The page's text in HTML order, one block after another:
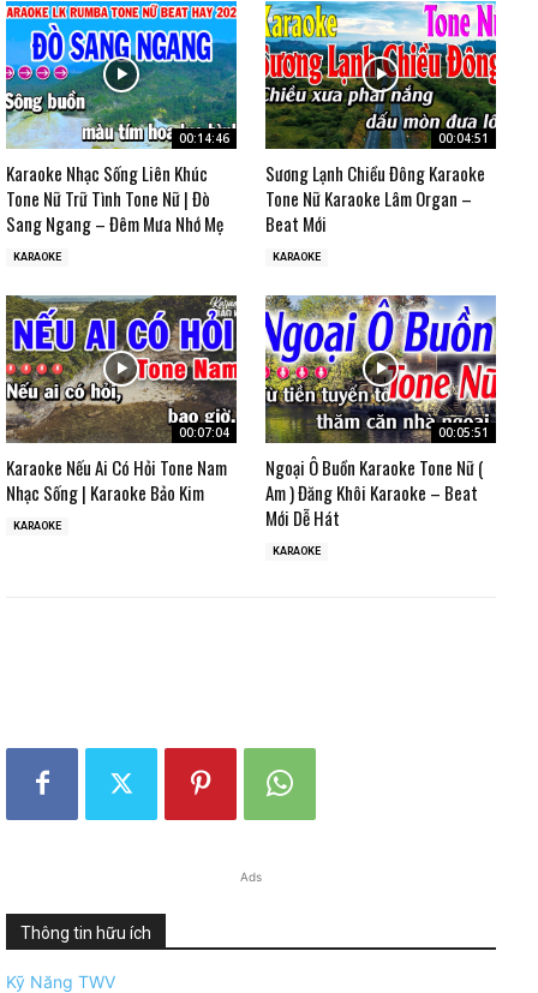
00:14:46
Karaoke Nhạc Sống Liên Khúc
Tone Nữ Trữ Tình Tone Nữ | Đò
Sang Ngang – Đêm Mưa Nhớ Mẹ
KARAOKE
00:04:51
Sương Lạnh Chiều Đông Karaoke
Tone Nữ Karaoke Lâm Organ –
Beat Mới
KARAOKE
00:07:04
Karaoke Nếu Ai Có Hỏi Tone Nam
Nhạc Sống | Karaoke Bảo Kim
KARAOKE
00:05:51
Ngoại Ô Buồn Karaoke Tone Nữ (
Am ) Đăng Khôi Karaoke – Beat
Mới Dễ Hát
KARAOKE
Ads
Thông tin hữu ích
Kỹ Năng TWV